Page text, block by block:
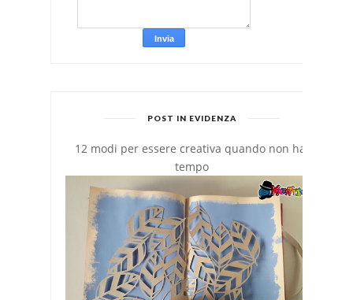
POST IN EVIDENZA
12 modi per essere creativa quando non hai
tempo